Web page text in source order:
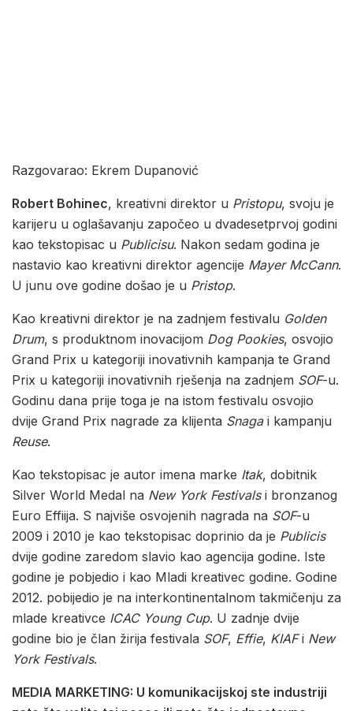
Razgovarao: Ekrem Dupanović
Robert Bohinec, kreativni direktor u Pristopu, svoju je
karijeru u oglašavanju započeo u dvadesetprvoj godini
kao tekstopisac u Publicisu. Nakon sedam godina je
nastavio kao kreativni direktor agencije Mayer McCann.
U junu ove godine došao je u Pristop.
Kao kreativni direktor je na zadnjem festivalu Golden
Drum, s produktnom inovacijom Dog Pookies, osvojio
Grand Prix u kategoriji inovativnih kampanja te Grand
Prix u kategoriji inovativnih rješenja na zadnjem SOF-u.
Godinu dana prije toga je na istom festivalu osvojio
dvije Grand Prix nagrade za klijenta Snagai kampanju
Reuse.
Kao tekstopisac je autor imena marke Itak, dobitnik
Silver World Medal na New York Festivalsi bronzanog
Euro Effiija. S najviše osvojenih nagrada na SOF-u
2009 i 2010 je kao tekstopisac doprinio da je Publicis
dvije godine zaredom slavio kao agencija godine. Iste
godine je pobjedio i kao Mladi kreativec godine. Godine
2012. pobijedio je na interkontinentalnom takmičenju za
mlade kreativce ICAC Young Cup. U zadnje dvije
godine bio je član žirija festivala SOF, Effie, KIAFi New
York Festivals.
MEDIA MARKETING: U komunikacijskoj ste industriji